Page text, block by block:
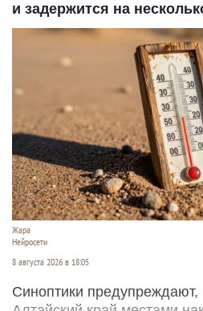
и задержится на
Жара
Нейросети
8 августа 2026 в 18:05
Синоптики предупреждают,